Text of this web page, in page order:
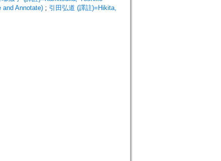
Annotate); 引田弘道 (譯註)=Hikita,